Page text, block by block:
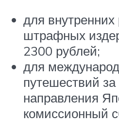
для
штрафных
2300 рублей;
для
путешествий
направления
комиссионный